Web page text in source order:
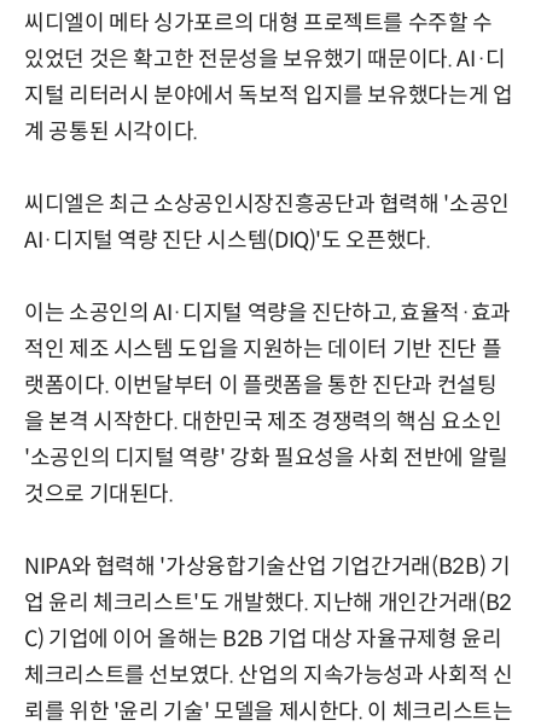
씨디엘이 메타 싱가포르의 대형 프로젝트를 수주할 수
있었던 것은 확고한 전문성을 보유했기 때문이다. AI·디
지털 리터러시 분야에서 독보적 입지를 보유했다는게 업
계 공통된 시각이다.
씨디엘은 최근 소상공인시장진흥공단과 협력해 '소공인
AI·디지털 역량 진단 시스템(DIQ)'도 오픈했다.
이는 소공인의 AI·디지털 역량을 진단하고, 효율적·효과
적인 제조 시스템 도입을 지원하는 데이터 기반 진단 플
랫폼이다. 이번달부터 이 플랫폼을 통한 진단과 컨설팅
을 본격 시작한다. 대한민국 제조 경쟁력의 핵심 요소인
'소공인의 디지털 역량' 강화 필요성을 사회 전반에 알릴
것으로 기대된다.
NIPA와 협력해 '가상융합기술산업 기업간거래(B2B) 기
업 윤리 체크리스트'도 개발했다. 지난해 개인간거래(B2
C) 기업에 이어 올해는 B2B 기업 대상 자율규제형 윤리
체크리스트를 선보였다. 산업의 지속가능성과 사회적 신
뢰를 위한 '윤리 기술' 모델을 제시한다. 이 체크리스트는